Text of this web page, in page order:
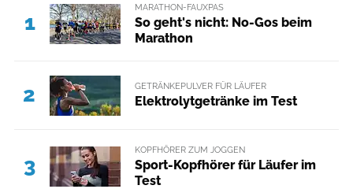
1
MARATHON-FAUXPAS
So geht's nicht: No-Gos beim
Marathon
2 GETRÄNKEPULVER FÜR LÄUFER
Elektrolytgetränke im Test
3
KOPFHÖRER ZUM JOGGEN
Sport-Kopfhörer für Läufer im
Test